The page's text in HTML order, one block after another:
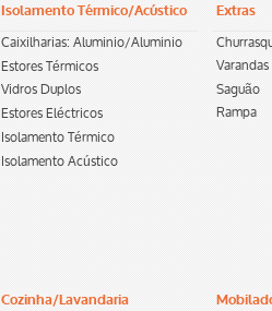
Isolamento Térmico/Acústico
Caixilharias: Aluminio/Aluminio
Estores Térmicos
Vidros Duplos
Estores Eléctricos
Isolamento Térmico
Isolamento Acústico
Extras
Saguão
Rampa
Cozinha/Lavandaria